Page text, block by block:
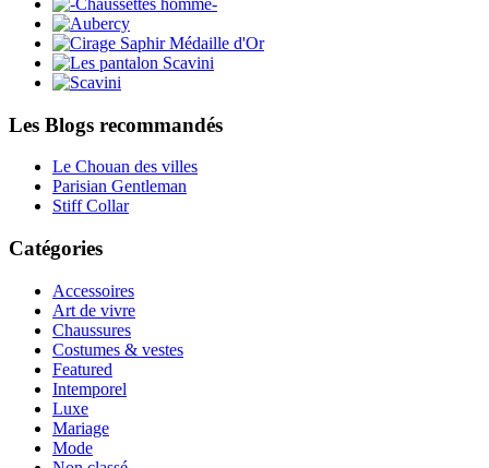
Les Blogs recommandés
Le Chouan des villes
Parisian Gentleman
Stiff Collar
Catégories
Accessoires
Art de vivre
Chaussures
Costumes & vestes
Featured
Intemporel
Luxe
Mariage
Mode